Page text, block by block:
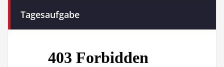
Tagesaufgabe